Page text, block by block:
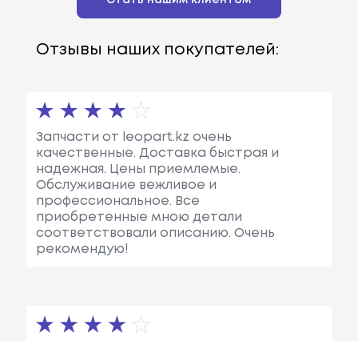
Отзывы наших покупателей:
Запчасти от leopart.kz очень
качественные. Доставка быстрая и
надежная. Цены приемлемые.
Обслуживание вежливое и
профессиональное. Все
приобретенные мною детали
соответствовали описанию. Очень
рекомендую!